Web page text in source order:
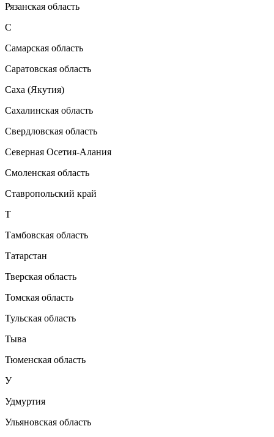
Рязанская область
С
Самарская область
Саратовская область
Саха (Якутия)
Сахалинская область
Свердловская область
Северная Осетия-Алания
Смоленская область
Ставропольский край
Т
Тамбовская область
Татарстан
Тверская область
Томская область
Тульская область
Тыва
Тюменская область
У
Удмуртия
Ульяновская область